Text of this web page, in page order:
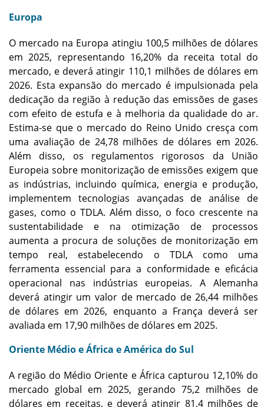
Europa
O mercado na Europa atingiu 100,5 milhões de dólares
em 2025, representando 16,20% da receita total do
mercado, e deverá atingir 110,1 milhões de dólares em
2026. Esta expansão do mercado é impulsionada pela
dedicação da região à redução das emissões de gases
com efeito de estufa e à melhoria da qualidade do ar.
Estima-se que o mercado do Reino Unido cresça com
uma avaliação de 24,78 milhões de dólares em 2026.
Além disso, os regulamentos rigorosos da União
Europeia sobre monitorização de emissões exigem que
as indústrias, incluindo química, energia e produção,
implementem tecnologias avançadas de análise de
gases, como o TDLA. Além disso, o foco crescente na
sustentabilidade e na otimização de processos
aumenta a procura de soluções de monitorização em
tempo real, estabelecendo o TDLA como uma
ferramenta essencial para a conformidade e eficácia
operacional nas indústrias europeias. A Alemanha
deverá atingir um valor de mercado de 26,44 milhões
de dólares em 2026, enquanto a França deverá ser
avaliada em 17,90 milhões de dólares em 2025.
Oriente Médio e África e América do Sul
A região do Médio Oriente e África capturou 12,10% do
mercado global em 2025, gerando 75,2 milhões de
dólares em receitas, e deverá atingir 81,4 milhões de